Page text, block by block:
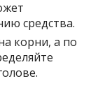
средства.
корни, а по